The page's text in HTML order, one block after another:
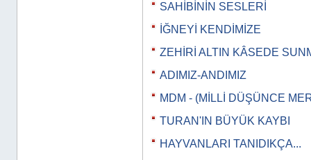
SAHİBİNİN SESLERİ
İĞNEYİ KENDİMİZE
ZEHİRİ ALTIN KÂSEDE
ADIMIZ-ANDIMIZ
MDM - (MİLLİ DÜŞÜNCE
TURAN'IN BÜYÜK KAYBI
HAYVANLARI TANIDIKÇA...